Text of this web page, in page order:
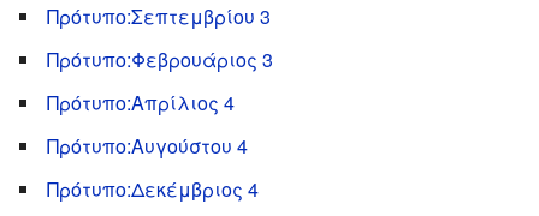
Πρότυπο:Σεπτεμβρίου 3
Πρότυπο:Φεβρουάριος 3
Πρότυπο:Απρίλιος 4
Πρότυπο:Αυγούστου 4
Πρότυπο:Δεκέμβριος 4